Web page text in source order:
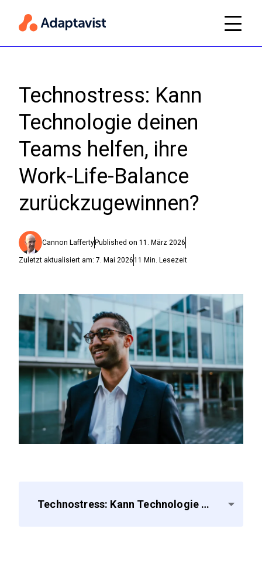
Technostress: Kann
Technologie deinen
Teams helfen, ihre
Work-Life-Balance
zurückzugewinnen?
Cannon Lafferty Published on 11. März 2026
Zuletzt aktualisiert am: 7. Mai 202611 Min. Lesezeit
Technostress: Kann Technologie helfen, die Work-Life-Balance zurückzugewinnen?